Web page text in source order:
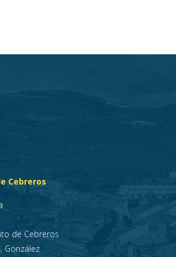
Cebreros
de Cebreros
González